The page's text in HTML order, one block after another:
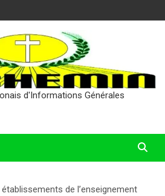
d'Informations Générales
de l’enseignement